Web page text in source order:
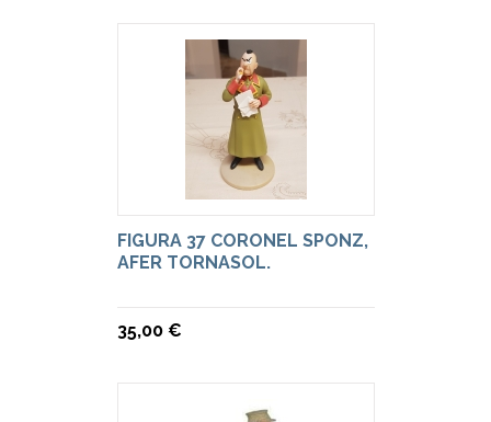
FIGURA 37 CORONEL SPONZ,
AFER TORNASOL.
35,00 €